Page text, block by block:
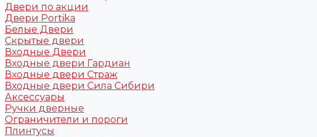
Двери по акции
Двери Portika
Белые Двери
Скрытые двери
Входные Двери
Входные двери Гардиан
Входные двери Страж
Входные двери Сила Сибири
Аксессуары
Ручки дверные
Ограничители и пороги
Плинтусы